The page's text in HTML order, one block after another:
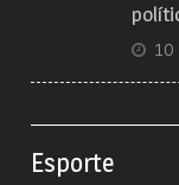
10
Esporte